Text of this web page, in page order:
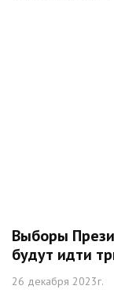
Выборы
будут идти
26 декабря 2023г.